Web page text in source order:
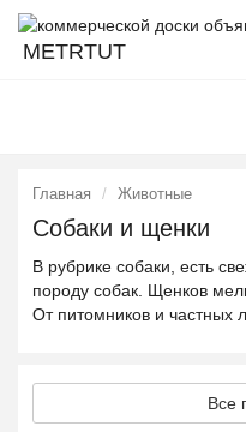
METRTUT
Главная Животные
Собаки и щенки
В рубрике собаки, есть
породу собак. Щенков
От питомников и частных
Все